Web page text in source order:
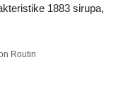
1883 sirupa,
Routin